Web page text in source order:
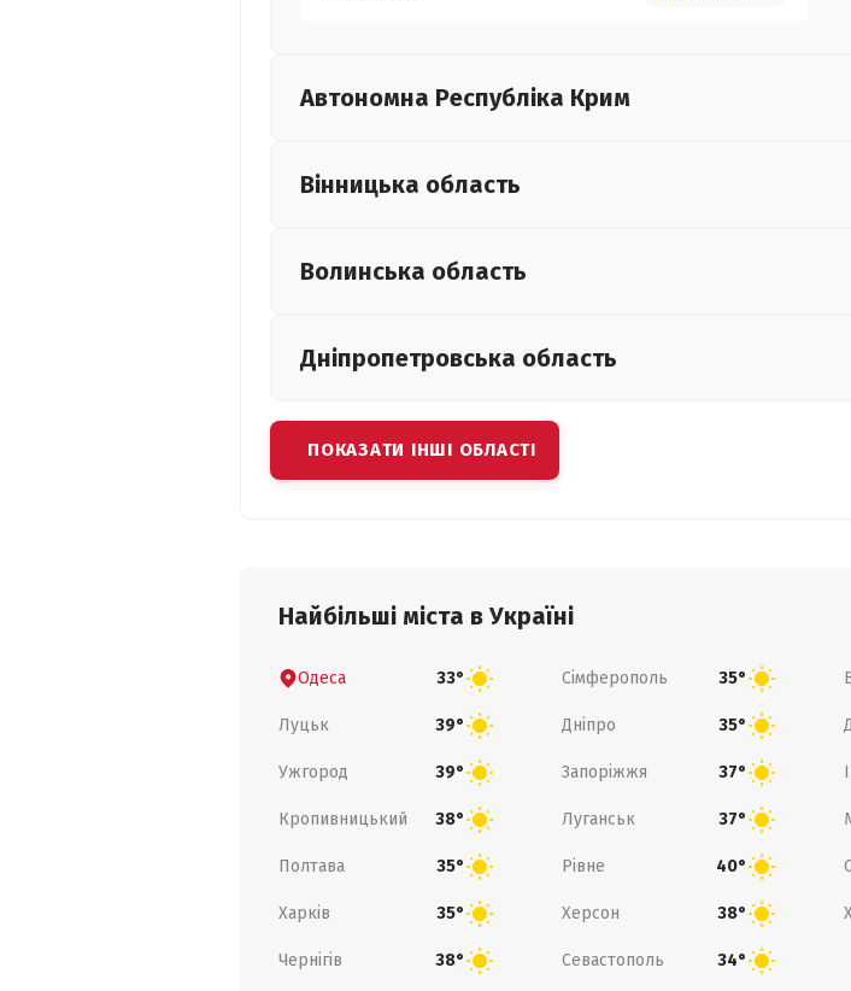
Автономна Республіка Крим
Вінницька область
Волинська область
Дніпропетровська область
ПОКАЗАТИ ІНШІ ОБЛАСТІ
Найбільші міста в Україні
Одеса 33° Сімферополь 35°
Луцьк 39° Дніпро 35°
Ужгород 39° Запоріжжя 37°
Кропивницький 38° Луганськ 37°
Полтава 35° Рівне 40°
Харків 35° Херсон 38°
Чернігів 38° Севастополь 34°